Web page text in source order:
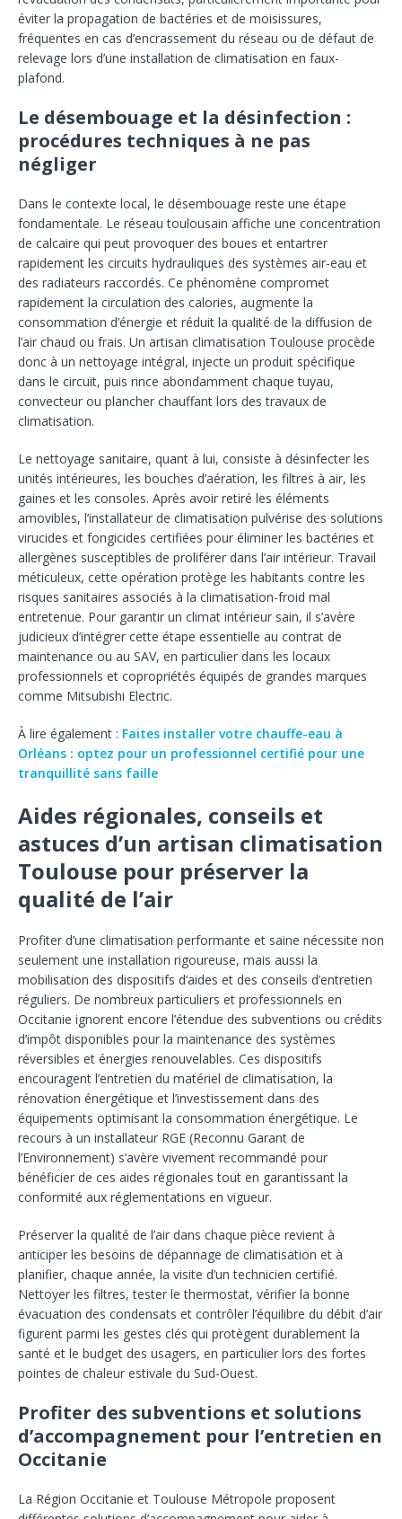
éviter la propagation de bactéries et de moisissures,
fréquentes en cas d’encrassement du réseau ou de défaut de
relevage lors d’une installation de climatisation en faux-
plafond.
Le désembouage et la désinfection :
procédures techniques à ne pas
négliger
Dans le contexte local, le désembouage reste une étape
fondamentale. Le réseau toulousain affiche une concentration
de calcaire qui peut provoquer des boues et entartrer
rapidement les circuits hydrauliques des systèmes air-eau et
des radiateurs raccordés. Ce phénomène compromet
rapidement la circulation des calories, augmente la
consommation d’énergie et réduit la qualité de la diffusion de
l’air chaud ou frais. Un artisan climatisation Toulouse procède
donc à un nettoyage intégral, injecte un produit spécifique
dans le circuit, puis rince abondamment chaque tuyau,
convecteur ou plancher chauffant lors des travaux de
climatisation.
Le nettoyage sanitaire, quant à lui, consiste à désinfecter les
unités intérieures, les bouches d’aération, les filtres à air, les
gaines et les consoles. Après avoir retiré les éléments
amovibles, l’installateur de climatisation pulvérise des solutions
virucides et fongicides certifiées pour éliminer les bactéries et
allergènes susceptibles de proliférer dans l’air intérieur. Travail
méticuleux, cette opération protège les habitants contre les
risques sanitaires associés à la climatisation-froid mal
entretenue. Pour garantir un climat intérieur sain, il s’avère
judicieux d’intégrer cette étape essentielle au contrat de
maintenance ou au SAV, en particulier dans les locaux
professionnels et copropriétés équipés de grandes marques
comme Mitsubishi Electric.
À lire également : Faites installer votre chauffe-eau à
Orléans : optez pour un professionnel certifié pour une
tranquillité sans faille
Aides régionales, conseils et
astuces d’un artisan climatisation
Toulouse pour préserver la
qualité de l’air
Profiter d’une climatisation performante et saine nécessite non
seulement une installation rigoureuse, mais aussi la
mobilisation des dispositifs d’aides et des conseils d’entretien
réguliers. De nombreux particuliers et professionnels en
Occitanie ignorent encore l’étendue des subventions ou crédits
d’impôt disponibles pour la maintenance des systèmes
réversibles et énergies renouvelables. Ces dispositifs
encouragent l’entretien du matériel de climatisation, la
rénovation énergétique et l’investissement dans des
équipements optimisant la consommation énergétique. Le
recours à un installateur RGE (Reconnu Garant de
l’Environnement) s’avère vivement recommandé pour
bénéficier de ces aides régionales tout en garantissant la
conformité aux réglementations en vigueur.
Préserver la qualité de l’air dans chaque pièce revient à
anticiper les besoins de dépannage de climatisation et à
planifier, chaque année, la visite d’un technicien certifié.
Nettoyer les filtres, tester le thermostat, vérifier la bonne
évacuation des condensats et contrôler l’équilibre du débit d’air
figurent parmi les gestes clés qui protègent durablement la
santé et le budget des usagers, en particulier lors des fortes
pointes de chaleur estivale du Sud-Ouest.
Profiter des subventions et solutions
d’accompagnement pour l’entretien en
Occitanie
La Région Occitanie et Toulouse Métropole proposent